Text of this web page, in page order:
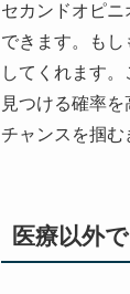
セカンドオピ
できます。も
してくれます
見つける確率
チャンスを掴む
医療以外